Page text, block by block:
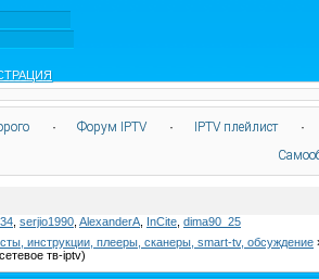
· Форум IPTV · IPTV плейлист
·
serjio1990 AlexanderA InCite dima90_25
инструкции, плееры, сканеры, smart-tv, обсуждение
тв-iptv)